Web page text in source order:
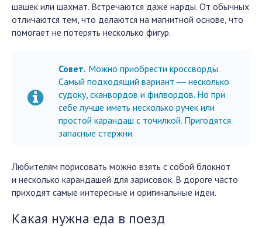
шашек или шахмат. Встречаются даже нарды. От обычных
отличаются тем, что делаются на магнитной основе, что
помогает не потерять несколько фигур.
Совет. Можно приобрести кроссворды.
Самый подходящий вариант ― несколько
судоку, сканвордов и филвордов. Но при
себе лучше иметь несколько ручек или
простой карандаш с точилкой. Пригодятся
запасные стержни.
Любителям порисовать можно взять с собой блокнот
и несколько карандашей для зарисовок. В дороге часто
приходят самые интересные и оригинальные идеи.
Какая нужна еда в поезд